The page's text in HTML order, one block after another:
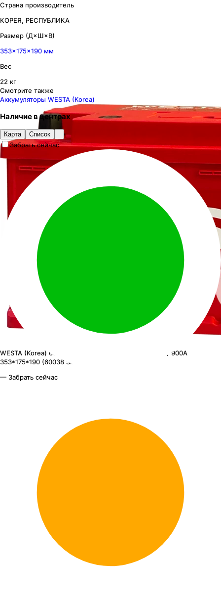
Страна производитель
КОРЕЯ, РЕСПУБЛИКА
Размер (Д×Ш×В)
353×175×190 мм
Вес
22 кг
Смотрите также
Аккумуляторы WESTA (Korea)
WESTA (Korea) 60038 SMF
АКБ WESTA 6ст-100 (о.п.) 900А
353*175*190 (60038 SMF)
Наличиевцентрах
Карта Список
Забрать сейчас
— Забрать сейчас